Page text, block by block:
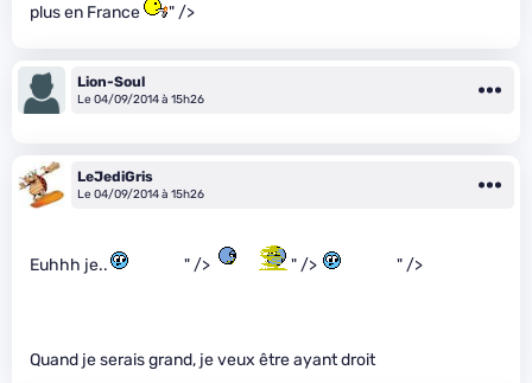
plus en France
" />
Lion-Soul
Le 04/09/2014 à 15h26
LeJediGris
Le 04/09/2014 à 15h26
Euhhh je.. " /> " /> " />
Quand je serais grand, je veux être ayant droit